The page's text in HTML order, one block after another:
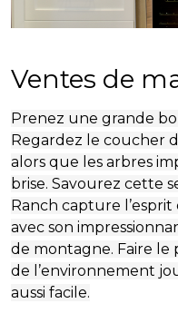
Ventes de
Prenez une grande
Regardez le coucher
alors que les arbres
brise. Savourez cette
Ranch capture l’esprit
avec son
de montagne. Faire le
de l’environnement
aussi facile.